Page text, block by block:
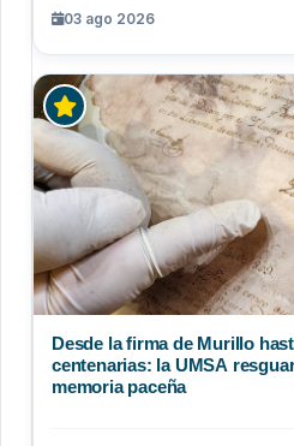
03 ago 2026
Desde la firma de Murillo
centenarias: la UMSA
memoria paceña